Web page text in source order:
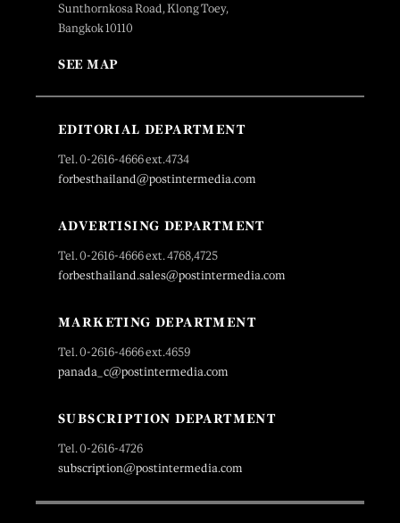
Sunthornkosa Road, Klong Toey,
Bangkok 10110
SEE MAP
EDITORIAL DEPARTMENT
Tel. 0-2616-4666 ext.4734
forbesthailand@postintermedia.com
ADVERTISING DEPARTMENT
Tel. 0-2616-4666 ext. 4768,4725
forbesthailand.sales@postintermedia.com
MARKETING DEPARTMENT
Tel. 0-2616-4666 ext.4659
panada_c@postintermedia.com
SUBSCRIPTION DEPARTMENT
Tel. 0-2616-4726
subscription@postintermedia.com